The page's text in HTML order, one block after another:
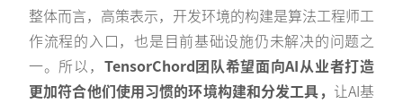
整体而言，高策表示，开发环境的构建是算法工程师工
作流程的入口，也是目前基础设施仍未解决的问题之
一。所以， TensorChord团队希望面向AI从业者打造
更加符合他们使用习惯的环境构建和分发工具， 让AI基